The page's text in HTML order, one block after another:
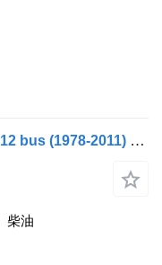
公共汽车 Volvo B6, B7, B9, B10, B12 bus (1978-2011) 的 加热器 Kormas B12B (01.97-12.11) 5704300240014
柴油